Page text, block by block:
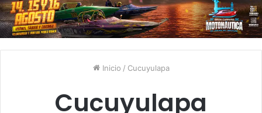
Inicio / Cucuyulapa
Cucuyulapa